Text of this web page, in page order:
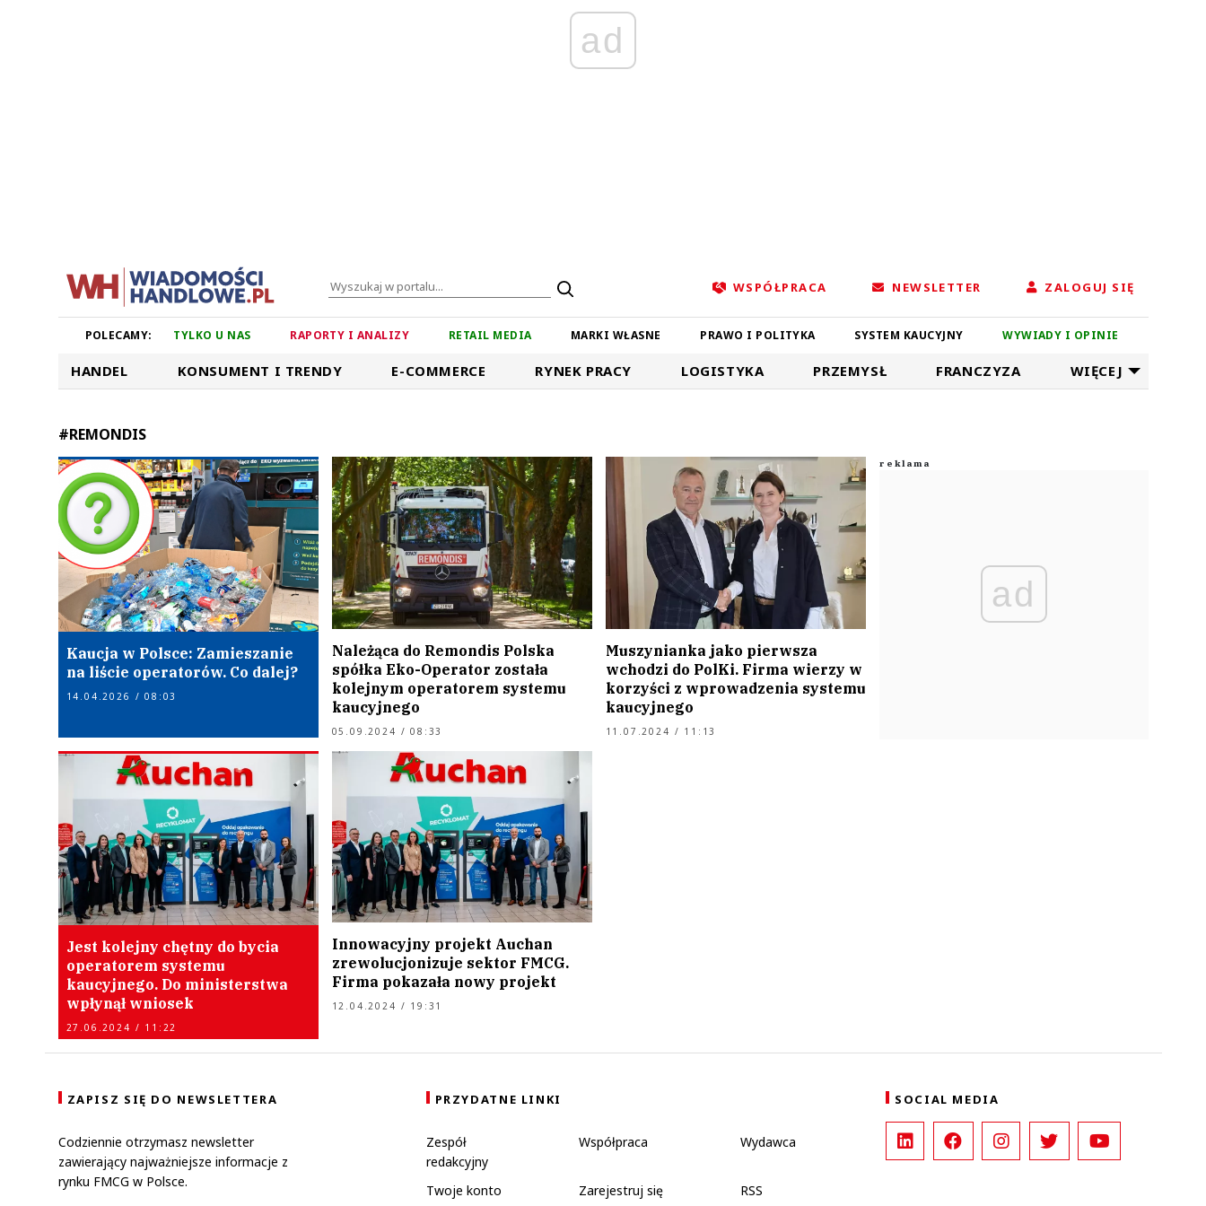
ad
WSPÓŁPRACA NEWSLETTER ZALOGUJ SIĘ
POLECAMY: TYLKO U NAS RAPORTY I ANALIZY RETAIL MEDIA MARKI WŁASNE PRAWO I POLITYKA SYSTEM KAUCYJNY WYWIADY I OPINIE
HANDEL KONSUMENT I TRENDY E-COMMERCE RYNEK PRACY LOGISTYKA PRZEMYSŁ FRANCZYZA WIĘCEJ
#REMONDIS
Kaucja w Polsce: Zamieszanie
na liście operatorów. Co dalej?
14.04.2026 / 08:03
Należąca do Remondis Polska
spółka Eko-Operator została
kolejnym operatorem systemu
kaucyjnego
05.09.2024 / 08:33
Muszynianka jako pierwsza
wchodzi do PolKi. Firma wierzy w
korzyści z wprowadzenia systemu
kaucyjnego
11.07.2024 / 11:13
Jest kolejny chętny do bycia
operatorem systemu
kaucyjnego. Do ministerstwa
wpłynął wniosek
27.06.2024 / 11:22
Innowacyjny projekt Auchan
zrewolucjonizuje sektor FMCG.
Firma pokazała nowy projekt
12.04.2024 / 19:31
ad
ZAPISZ SIĘ DO NEWSLETTERA
Codziennie otrzymasz newsletter
zawierający najważniejsze informacje z
rynku FMCG w Polsce.
PRZYDATNE LINKI
Zespół
redakcyjny
Współpraca Wydawca
Twoje konto Zarejestruj się RSS
SOCIAL MEDIA